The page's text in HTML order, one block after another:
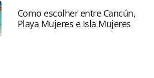
na página. Todo o conteúdo
Editora é protegido pela
sobre direito autoral. Não reproduza o
Como escolher entre Cancún,
Playa Mujeres e Isla Mujeres